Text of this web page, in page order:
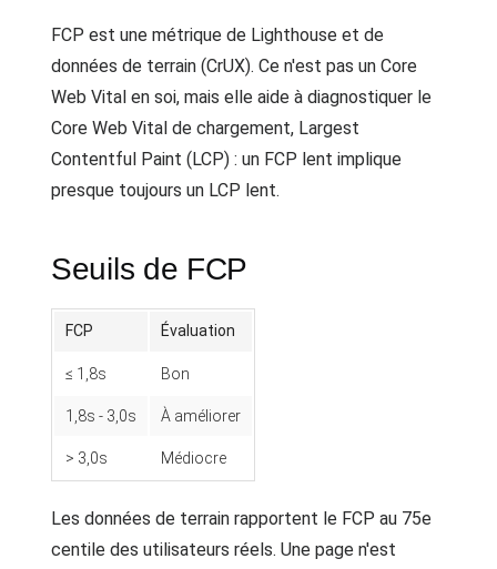
FCP est une métrique de Lighthouse et de
données de terrain (CrUX). Ce n'est pas un Core
Web Vital en soi, mais elle aide à diagnostiquer le
Core Web Vital de chargement, Largest
Contentful Paint (LCP) : un FCP lent implique
presque toujours un LCP lent.
Seuils de FCP
FCP Évaluation
≤ 1,8s Bon
1,8s - 3,0s À améliorer
> 3,0s Médiocre
Les données de terrain rapportent le FCP au 75e
centile des utilisateurs réels. Une page n'est